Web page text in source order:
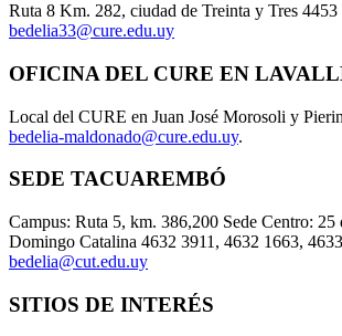
Ruta 8 Km. 282, ciudad de Treinta y Tres 4453
bedelia33@cure.edu.uy
OFICINA DEL CURE EN
Local del CURE en Juan José Morosoli y
bedelia-maldonado@cure.edu.uy.
SEDE TACUAREMBÓ
Campus: Ruta 5, km. 386,200 Sede Centro: 25
Domingo Catalina 4632 3911, 4632 1663,
bedelia@cut.edu.uy
SITIOS DE INTERÉS